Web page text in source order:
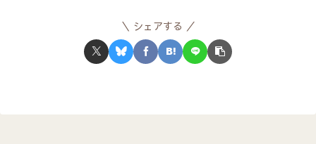
シェアする